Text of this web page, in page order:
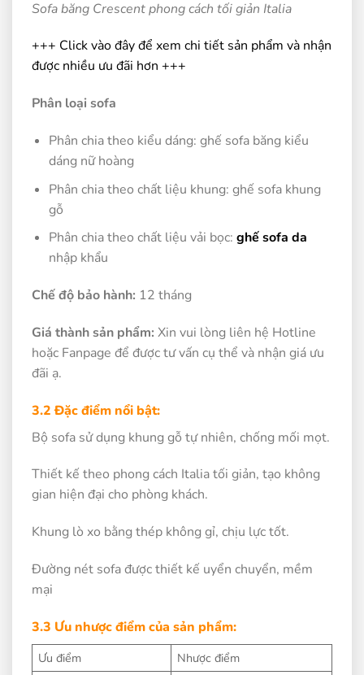
Sofa băng Crescent phong cách tối giản Italia
+++ Click vào đây để xem chi tiết sản phẩm và nhận
được nhiều ưu đãi hơn +++
Phân loại sofa
Phân chia theo kiểu dáng: ghế sofa băng kiểu
dáng nữ hoàng
Phân chia theo chất liệu khung: ghế sofa khung
gỗ
Phân chia theo chất liệu vải bọc: ghế sofa da
nhập khẩu
Chế độ bảo hành: 12 tháng
Giá thành sản phẩm: Xin vui lòng liên hệ Hotline
hoặc Fanpage để được tư vấn cụ thể và nhận giá ưu
đãi ạ.
3.2 Đặc điểm nổi bật:
Bộ sofa sử dụng khung gỗ tự nhiên, chống mối mọt.
Thiết kế theo phong cách Italia tối giản, tạo không
gian hiện đại cho phòng khách.
Khung lò xo bằng thép không gỉ, chịu lực tốt.
Đường nét sofa được thiết kế uyển chuyển, mềm
mại
3.3 Ưu nhược điểm của sản phẩm:
Ưu điểm
Nhược điểm